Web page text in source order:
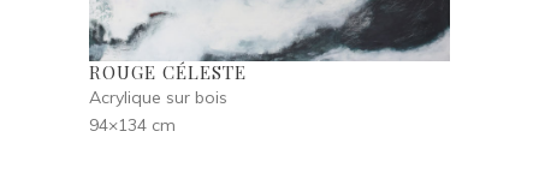
ROUGE CÉLESTE
Acrylique sur bois
94×134 cm